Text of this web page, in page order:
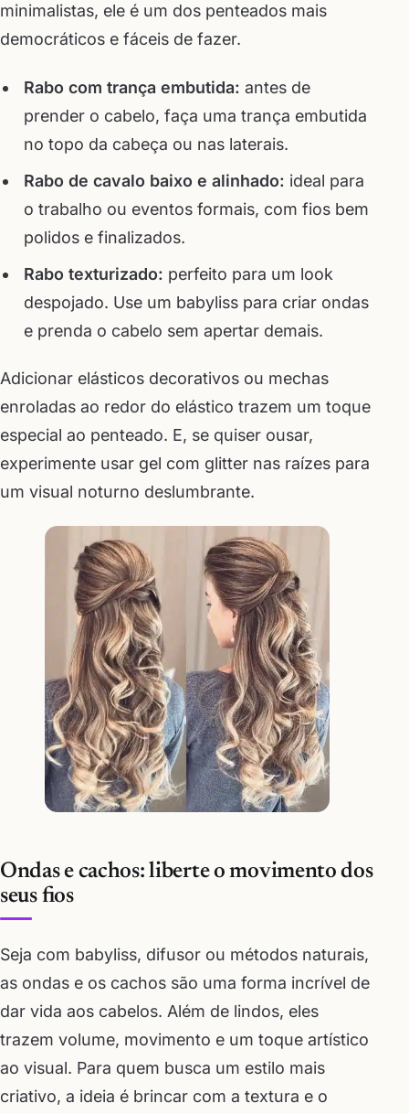
minimalistas, ele é um dos penteados mais
democráticos e fáceis de fazer.
Rabo com trança embutida: antes de
prender o cabelo, faça uma trança embutida
no topo da cabeça ou nas laterais.
Rabo de cavalo baixo e alinhado: ideal para
o trabalho ou eventos formais, com fios bem
polidos e finalizados.
Rabo texturizado: perfeito para um look
despojado. Use um babyliss para criar ondas
e prenda o cabelo sem apertar demais.
Adicionar elásticos decorativos ou mechas
enroladas ao redor do elástico trazem um toque
especial ao penteado. E, se quiser ousar,
experimente usar gel com glitter nas raízes para
um visual noturno deslumbrante.
Ondas e cachos: liberte o movimento dos
seus fios
Seja com babyliss, difusor ou métodos naturais,
as ondas e os cachos são uma forma incrível de
dar vida aos cabelos. Além de lindos, eles
trazem volume, movimento e um toque artístico
ao visual. Para quem busca um estilo mais
criativo, a ideia é brincar com a textura e o